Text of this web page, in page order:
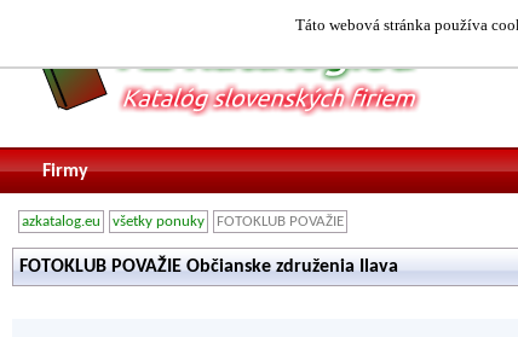
Táto webová stránka používa
Firmy
azkatalog.eu všetky ponuky FOTOKLUB POVAŽIE
FOTOKLUB POVAŽIE Občianske združenia Ilava